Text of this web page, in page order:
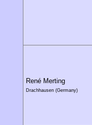
René Merting
Drachhausen (Germany)